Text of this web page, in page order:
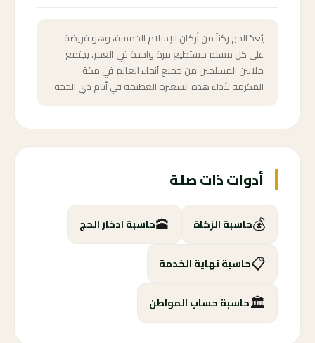
يُعدّ الحج ركناً من أركان الإسلام الخمسة، وهو فريضة
على كل مسلم مستطيع مرة واحدة في العمر. يجتمع
ملايين المسلمين من جميع أنحاء العالم في مكة
المكرمة لأداء هذه الشعيرة العظيمة في أيام ذي الحجة.
أدوات ذات صلة
💰حاسبة الزكاة 🕋حاسبة ادخار الحج
📋حاسبة نهاية الخدمة
🏛️حاسبة حساب المواطن